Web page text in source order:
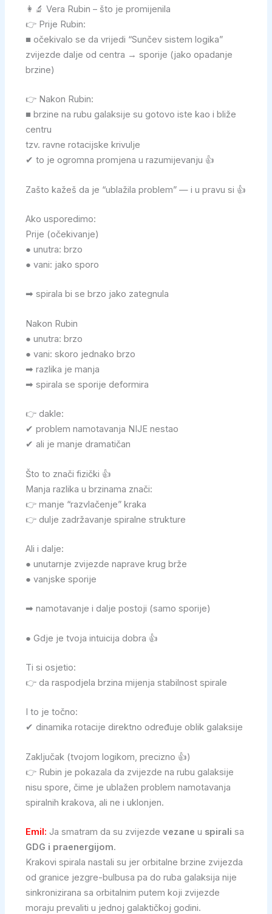
👩‍🔬 Vera Rubin – što je promijenila
👉 Prije Rubin:
■ očekivalo se da vrijedi “Sunčev sistem logika”
zvijezde dalje od centra → sporije (jako opadanje
brzine)
👉 Nakon Rubin:
■ brzine na rubu galaksije su gotovo iste kao i bliže
centru
tzv. ravne rotacijske krivulje
✔ to je ogromna promjena u razumijevanju 👍
Zašto kažeš da je “ublažila problem” — i u pravu si 👍
Ako usporedimo:
Prije (očekivanje)
● unutra: brzo
● vani: jako sporo
➡ spirala bi se brzo jako zategnula
Nakon Rubin
● unutra: brzo
● vani: skoro jednako brzo
➡ razlika je manja
➡ spirala se sporije deformira
👉 dakle:
✔ problem namotavanja NIJE nestao
✔ ali je manje dramatičan
Što to znači fizički 👍
Manja razlika u brzinama znači:
👉 manje “razvlačenje” kraka
👉 dulje zadržavanje spiralne strukture
Ali i dalje:
● unutarnje zvijezde naprave krug brže
● vanjske sporije
➡ namotavanje i dalje postoji (samo sporije)
● Gdje je tvoja intuicija dobra 👍
Ti si osjetio:
👉 da raspodjela brzina mijenja stabilnost spirale
I to je točno:
✔ dinamika rotacije direktno određuje oblik galaksije
Zaključak (tvojom logikom, precizno 👍)
👉 Rubin je pokazala da zvijezde na rubu galaksije
nisu spore, čime je ublažen problem namotavanja
spiralnih krakova, ali ne i uklonjen.
Emil: Ja smatram da su zvijezde vezane u spirali sa
GDG i praenergijom.
Krakovi spirala nastali su jer orbitalne brzine zvijezda
od granice jezgre-bulbusa pa do ruba galaksija nije
sinkronizirana sa orbitalnim putem koji zvijezde
moraju prevaliti u jednoj galaktičkoj godini.